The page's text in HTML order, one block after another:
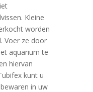
Kleine
worden
Voer ze door
aquarium te
hiervan
kunt u
in uw